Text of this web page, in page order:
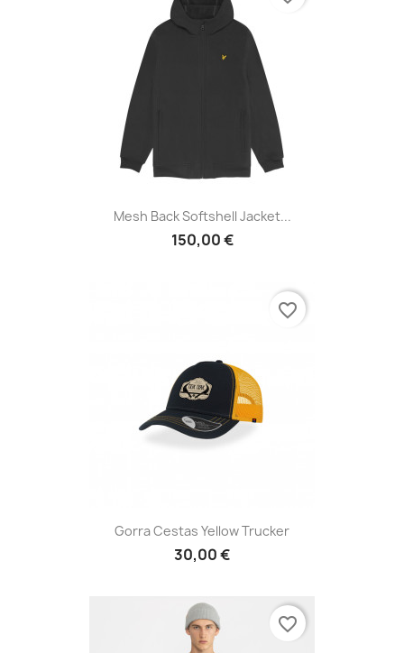
Mesh Back Softshell Jacket...
150,00 €
Gorra Cestas Yellow Trucker
30,00 €
favorite_border
favorite_border